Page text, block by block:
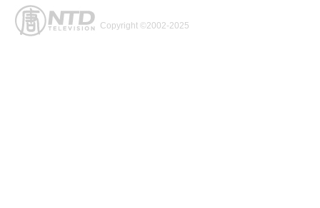
Copyright ©2002-2025